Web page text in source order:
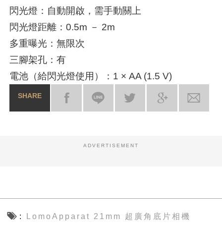
閃光燈：自動開啟，需手動關上
閃光燈距離：0.5m － 2m
多重曝光：無限次
三腳架孔：有
電池（給閃光燈使用）：1 × AA (1.5 V)
SHARE
ADVERTISEMENT
LomoApparat 21mm 超廣角底片相機